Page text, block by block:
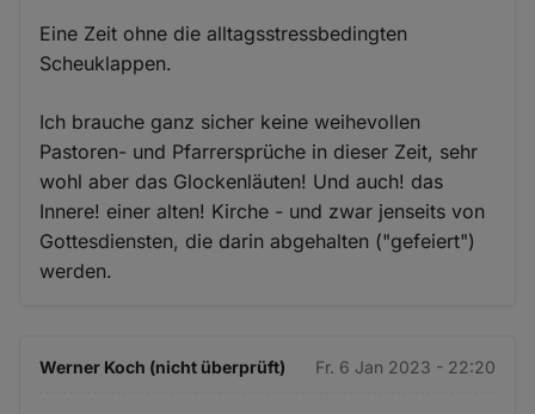
Eine Zeit ohne die alltagsstressbedingten
Scheuklappen.
Ich brauche ganz sicher keine weihevollen
Pastoren- und Pfarrersprüche in dieser Zeit, sehr
wohl aber das Glockenläuten! Und auch! das
Innere! einer alten! Kirche - und zwar jenseits von
Gottesdiensten, die darin abgehalten ("gefeiert")
werden.
Werner Koch (nicht überprüft) Fr. 6 Jan 2023 - 22:20